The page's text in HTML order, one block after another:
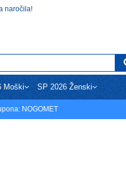
naročila!
Moški SP 2026 Ženski
NOGOMET